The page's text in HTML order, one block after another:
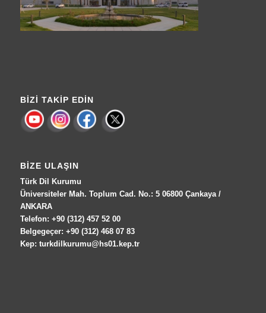
BIZI TAKIP EDIN
BIZE ULAŞIN
Türk Dil Kurumu
Üniversiteler Mah. Toplum Cad. No.: 5 06800 Çankaya /
ANKARA
Telefon: +90 (312) 457 52 00
Belgegeçer: +90 (312) 468 07 83
Kep: turkdilkurumu@hs01.kep.tr